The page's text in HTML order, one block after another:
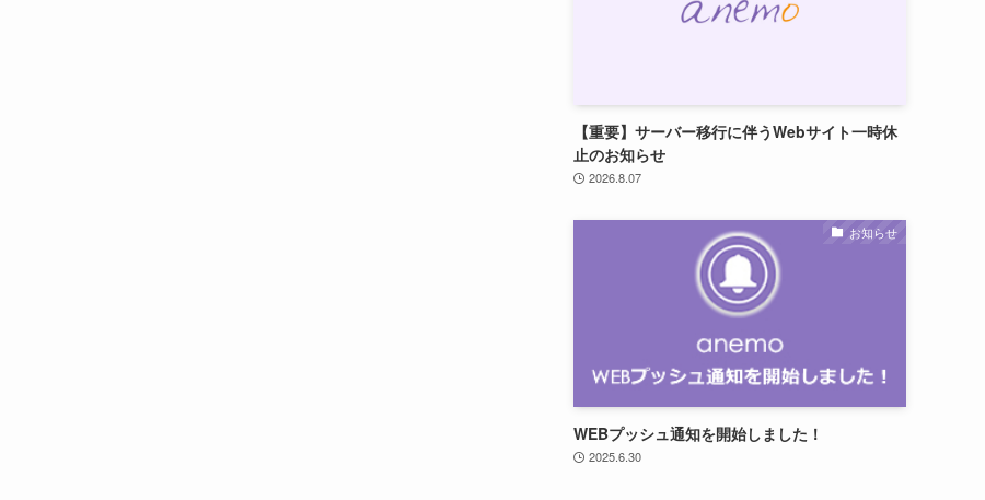
【重要】サーバー移行に伴うWebサイト一時休
止のお知らせ
2026.8.07
お知らせ
WEBプッシュ通知を開始しました！
2025.6.30